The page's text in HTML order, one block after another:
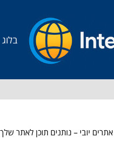
בלוג
יובי – נותנים תוכן לאתר